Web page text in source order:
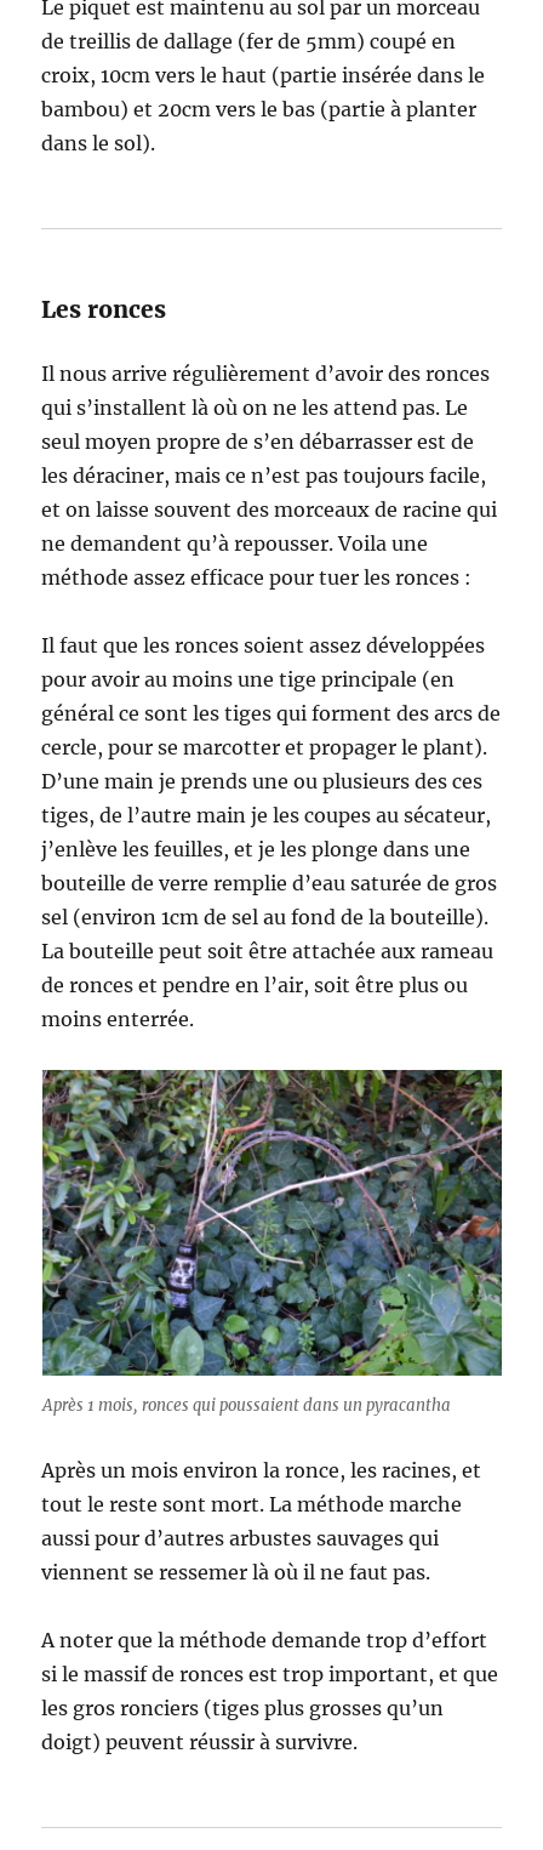
Le piquet est maintenu au sol par un morceau
de treillis de dallage (fer de 5mm) coupé en
croix, 10cm vers le haut (partie insérée dans le
bambou) et 20cm vers le bas (partie à planter
dans le sol).
Les ronces
Il nous arrive régulièrement d’avoir des ronces
qui s’installent là où on ne les attend pas. Le
seul moyen propre de s’en débarrasser est de
les déraciner, mais ce n’est pas toujours facile,
et on laisse souvent des morceaux de racine qui
ne demandent qu’à repousser. Voila une
méthode assez efficace pour tuer les ronces :
Il faut que les ronces soient assez développées
pour avoir au moins une tige principale (en
général ce sont les tiges qui forment des arcs de
cercle, pour se marcotter et propager le plant).
D’une main je prends une ou plusieurs des ces
tiges, de l’autre main je les coupes au sécateur,
j’enlève les feuilles, et je les plonge dans une
bouteille de verre remplie d’eau saturée de gros
sel (environ 1cm de sel au fond de la bouteille).
La bouteille peut soit être attachée aux rameau
de ronces et pendre en l’air, soit être plus ou
moins enterrée.
Après 1 mois, ronces qui poussaient dans un pyracantha
Après un mois environ la ronce, les racines, et
tout le reste sont mort. La méthode marche
aussi pour d’autres arbustes sauvages qui
viennent se ressemer là où il ne faut pas.
A noter que la méthode demande trop d’effort
si le massif de ronces est trop important, et que
les gros ronciers (tiges plus grosses qu’un
doigt) peuvent réussir à survivre.